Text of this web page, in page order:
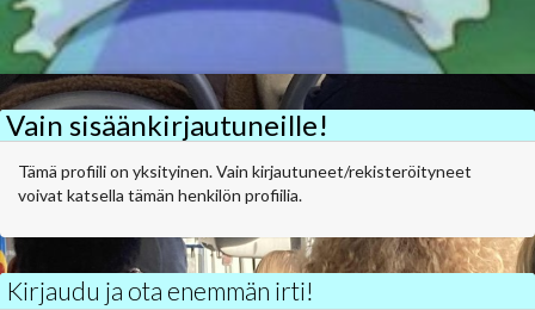
Vain sisäänkirjautuneille!
Tämä profiili on yksityinen. Vain kirjautuneet/rekisteröityneet
voivat katsella tämän henkilön profiilia.
Kirjaudu ja ota enemmän irti!